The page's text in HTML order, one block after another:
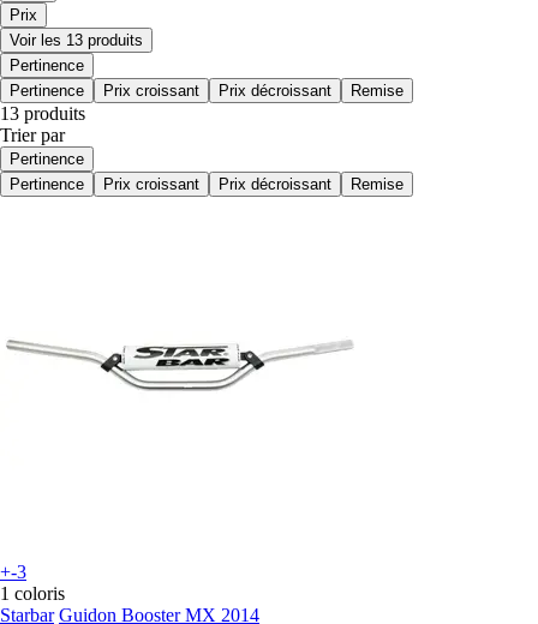
Prix
Voir les 13 produits
Pertinence
Pertinence
Prix croissant Prix décroissant Remise
13 produits
Trier par
Pertinence
Pertinence
Prix croissant Prix décroissant Remise
+-3
1 coloris
Starbar Guidon Booster MX 2014